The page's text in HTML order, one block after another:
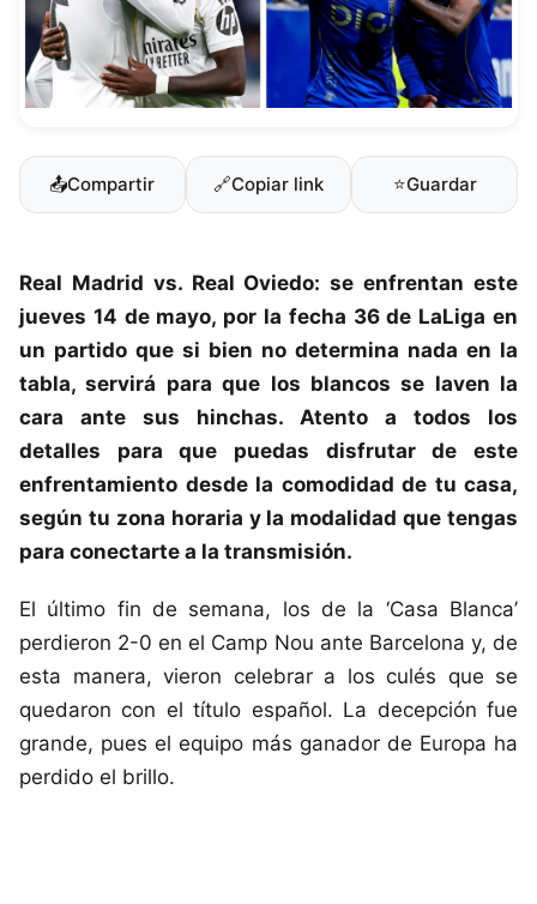
📤Compartir 🔗Copiar link ⭐Guardar
Real Madrid vs. Real Oviedo: se enfrentan este
jueves 14 de mayo, por la fecha 36 de LaLiga en
un partido que si bien no determina nada en la
tabla, servirá para que los blancos se laven la
cara ante sus hinchas. Atento a todos los
detalles para que puedas disfrutar de este
enfrentamiento desde la comodidad de tu casa,
según tu zona horaria y la modalidad que tengas
para conectarte a la transmisión.
El último fin de semana, los de la ‘Casa Blanca’
perdieron 2-0 en el Camp Nou ante Barcelona y, de
esta manera, vieron celebrar a los culés que se
quedaron con el título español. La decepción fue
grande, pues el equipo más ganador de Europa ha
perdido el brillo.